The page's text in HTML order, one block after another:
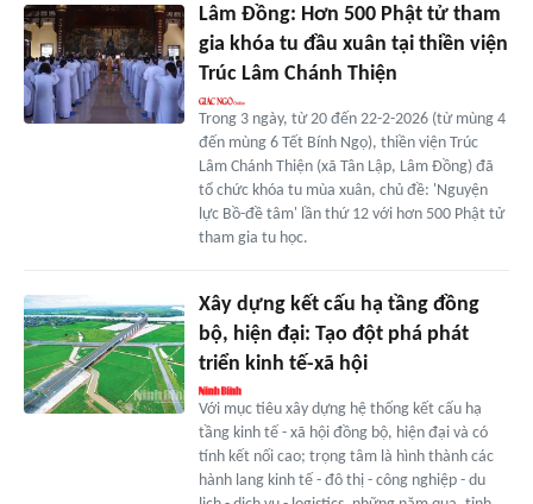
Lâm Đồng: Hơn 500 Phật tử tham
gia khóa tu đầu xuân tại thiền viện
Trúc Lâm Chánh Thiện
Trong 3 ngày, từ 20 đến 22-2-2026 (từ mùng 4
đến mùng 6 Tết Bính Ngọ), thiền viện Trúc
Lâm Chánh Thiện (xã Tân Lập, Lâm Đồng) đã
tổ chức khóa tu mùa xuân, chủ đề: 'Nguyện
lực Bồ-đề tâm' lần thứ 12 với hơn 500 Phật tử
tham gia tu học.
Xây dựng kết cấu hạ tầng đồng
bộ, hiện đại: Tạo đột phá phát
triển kinh tế-xã hội
Với mục tiêu xây dựng hệ thống kết cấu hạ
tầng kinh tế - xã hội đồng bộ, hiện đại và có
tính kết nối cao; trọng tâm là hình thành các
hành lang kinh tế - đô thị - công nghiệp - du